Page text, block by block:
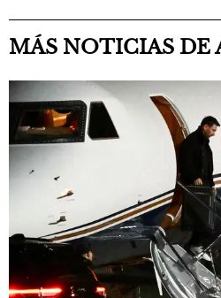
MÁS NOTICIAS DE